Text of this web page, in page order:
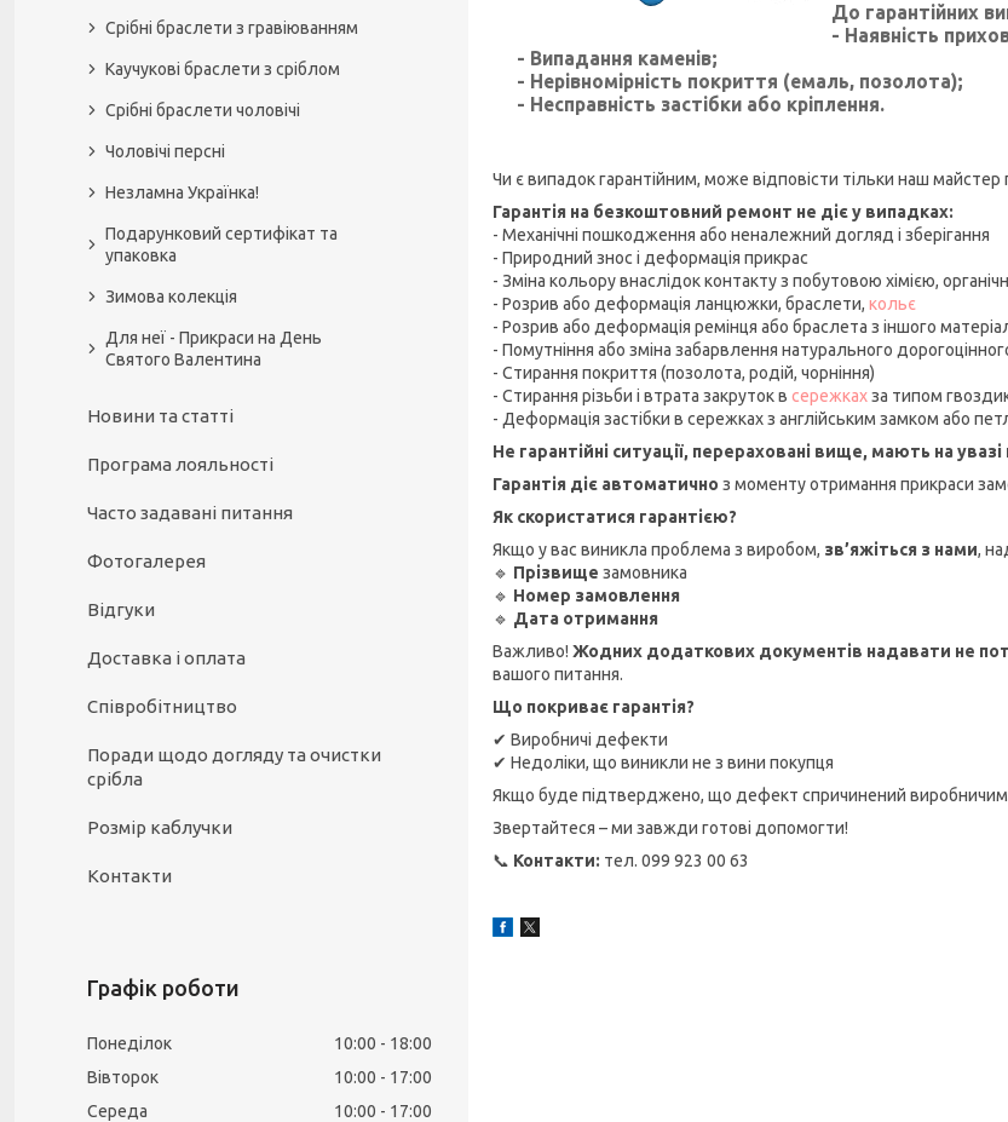
До гарантійних
- Наявність
- Випадання каменів;
- Нерівномірність покриття (емаль, позолота);
- Несправність застібки або кріплення.
Чи є випадок гарантійним, може відповісти тільки наш майстер
Гарантія на безкоштовний ремонт не діє у випадках:
- Механічні пошкодження або неналежний догляд і зберігання
- Природний знос і деформація прикрас
- Зміна кольору внаслідок контакту з побутовою хімією,
- Розрив або деформація ланцюжки, браслети, кольє
- Розрив або деформація ремінця або браслета з іншого
- Помутніння або зміна забарвлення натурального
- Стирання покриття (позолота, родій, чорніння)
- Стирання різьби і втрата закруток в сережкахза типом
- Деформація застібки в сережках з англійським замком або
Не гарантійні ситуації, перераховані вище, мають на
Гарантія діє автоматично з моменту отримання прикраси
Як скористатися гарантією?
Якщо у вас виникла проблема з виробом, зв’яжіться з нами,
🔹 Прізвище замовника
🔹 Номер замовлення
🔹 Дата отримання
Важливо! Жодних додаткових документів надавати не
вашого питання.
Що покриває гарантія?
✔ Виробничі дефекти
✔ Недоліки, що виникли не з вини покупця
Якщо буде підтверджено, що дефект спричинений
Звертайтеся – ми завжди готові допомогти!
📞 Контакти: тел. 099 923 00 63
Срібні браслети з гравіюванням
Каучукові браслети з сріблом
Срібні браслети чоловічі
Чоловічі персні
Незламна Українка!
Подарунковий сертифікат та
упаковка
Зимова колекція
Для неї - Прикраси на День
Святого Валентина
Новини та статті
Програма лояльності
Часто задавані питання
Фотогалерея
Відгуки
Доставка і оплата
Співробітництво
Поради щодо догляду та очистки
срібла
Розмір каблучки
Контакти
Графік роботи
Понеділок 10:00
18:00
Вівторок
10:00
17:00
Середа
10:00
17:00